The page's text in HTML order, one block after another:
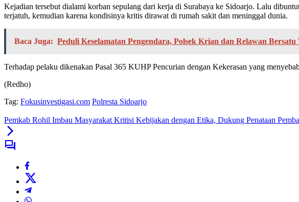
Kejadian tersebut dialami korban sepulang dari kerja di Surabaya ke Sidoarjo. Lalu
terjatuh, kemudian karena kondisinya kritis dirawat di rumah sakit dan meninggal dunia.
Baca Juga: Peduli Keselamatan Pengendara, Polsek Krian dan Relawan
Terhadap pelaku dikenakan Pasal 365 KUHP Pencurian dengan Kekerasan yang
(Redho)
Tag: Fokusinvestigasi.com Polresta Sidoarjo
Pemkab Rohil Imbau Masyarakat Kritisi Kebijakan dengan Etika, Dukung Penataan